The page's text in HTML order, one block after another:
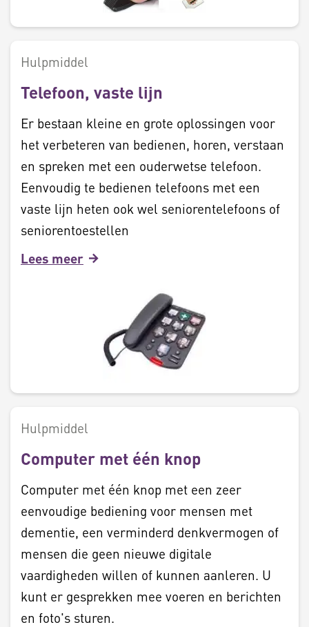
Hulpmiddel
Telefoon, vaste lijn
Er bestaan kleine en grote oplossingen voor
het verbeteren van bedienen, horen, verstaan
en spreken met een ouderwetse telefoon.
Eenvoudig te bedienen telefoons met een
vaste lijn heten ook wel seniorentelefoons of
seniorentoestellen
Lees meer
Hulpmiddel
Computer met één knop
Computer met één knop met een zeer
eenvoudige bediening voor mensen met
dementie, een verminderd denkvermogen of
mensen die geen nieuwe digitale
vaardigheden willen of kunnen aanleren. U
kunt er gesprekken mee voeren en berichten
en foto's sturen.